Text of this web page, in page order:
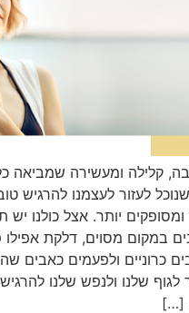
קלילה ומעשירה שמביאה
לעזור לעצמנו להרגיש
ומסופקים יותר. אצל כולנו יש
במקום מסוים, דלקת
כרוניים ולפעמים כאבים
לגוף שלנו ולנפש שלנו
[…]